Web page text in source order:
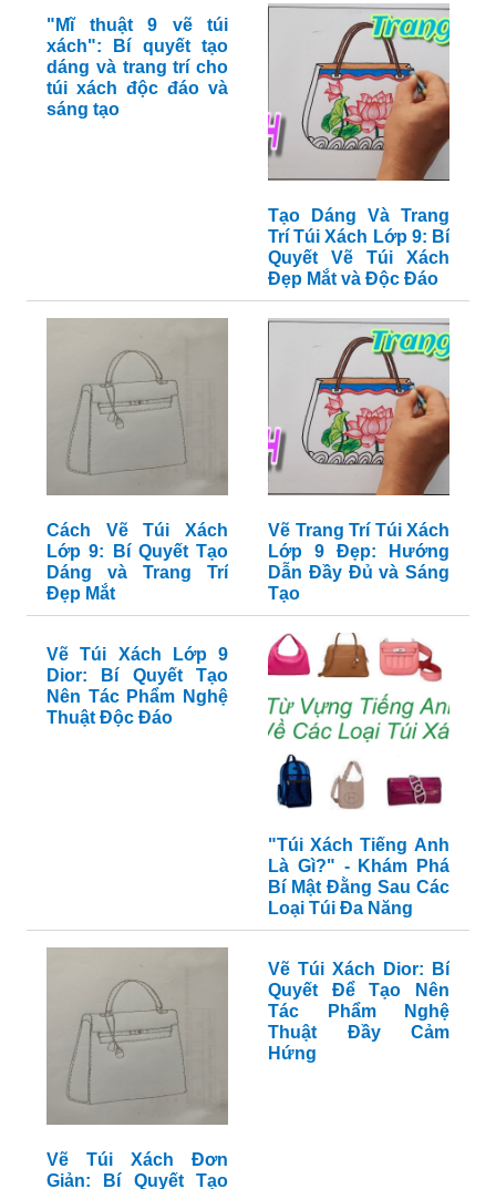
"Mĩ thuật 9 vẽ túi
xách": Bí quyết tạo
dáng và trang trí cho
túi xách độc đáo và
sáng tạo
Tạo Dáng Và Trang
Trí Túi Xách Lớp 9: Bí
Quyết Vẽ Túi Xách
Đẹp Mắt và Độc Đáo
Cách Vẽ Túi Xách
Lớp 9: Bí Quyết Tạo
Dáng và Trang Trí
Đẹp Mắt
Vẽ Trang Trí Túi Xách
Lớp 9 Đẹp: Hướng
Dẫn Đầy Đủ và Sáng
Tạo
Vẽ Túi Xách Lớp 9
Dior: Bí Quyết Tạo
Nên Tác Phẩm Nghệ
Thuật Độc Đáo
"Túi Xách Tiếng Anh
Là Gì?" - Khám Phá
Bí Mật Đằng Sau Các
Loại Túi Đa Năng
Vẽ Túi Xách Đơn
Giản: Bí Quyết Tạo
Vẽ Túi Xách Dior: Bí
Quyết Để Tạo Nên
Tác Phẩm Nghệ
Thuật Đầy Cảm
Hứng